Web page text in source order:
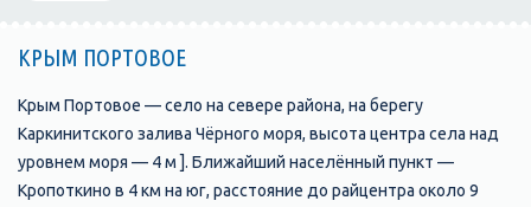
КРЫМ ПОРТОВОЕ
Крым Портовое — село на севере района, на берегу
Каркинитского залива Чёрного моря, высота центра села над
уровнем моря — 4 м ]. Ближайший населённый пункт —
Кропоткино в 4 км на юг, расстояние до райцентра около 9